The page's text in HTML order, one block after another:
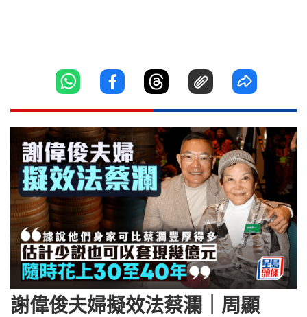
謝偉俊夫婦擬效法蔡瀾｜周顯